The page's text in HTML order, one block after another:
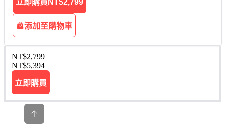
立即購買 NT$2,799
添加至購物車
NT$2,799
NT$5,394
立即購買